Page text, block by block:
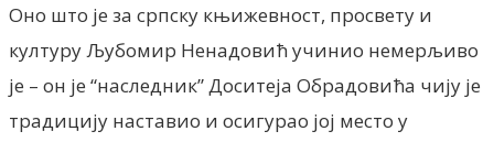
Оно што је за српску књижевност, просвету и
културу Љубомир Ненадовић учинио немерљиво
је – он је “наследник” Доситеја Обрадовића чију је
традицију наставио и осигурао јој место у